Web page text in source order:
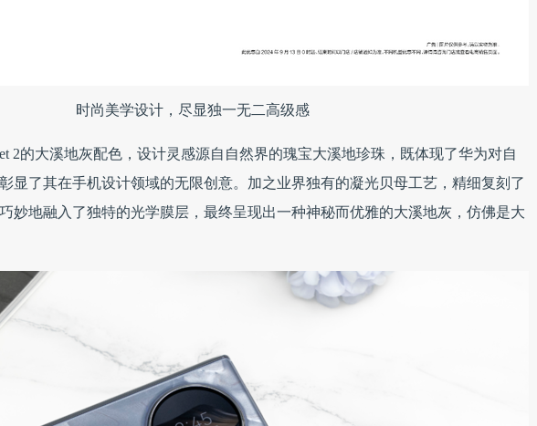
时尚美学设计，尽显独一无二高级感
2的大溪地灰配色，设计灵感源自自然界的瑰宝大溪地珍珠，既体现了华为对自
显了其在手机设计领域的无限创意。加之业界独有的凝光贝母工艺，精细复刻了
妙地融入了独特的光学膜层，最终呈现出一种神秘而优雅的大溪地灰，仿佛是大